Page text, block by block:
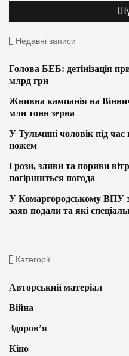
Недавні записи
Голова БЕБ: детінізація
млрд грн
Жнивна кампанія на
млн тонн зерна
У Тульчині чоловік під
ножем
Грози, зливи та пориви
погіршиться погода
У Комаргородському ВПУ
заяв подали та які
Категорії
Авторський матеріал
Війна
Здоров’я
Кіно